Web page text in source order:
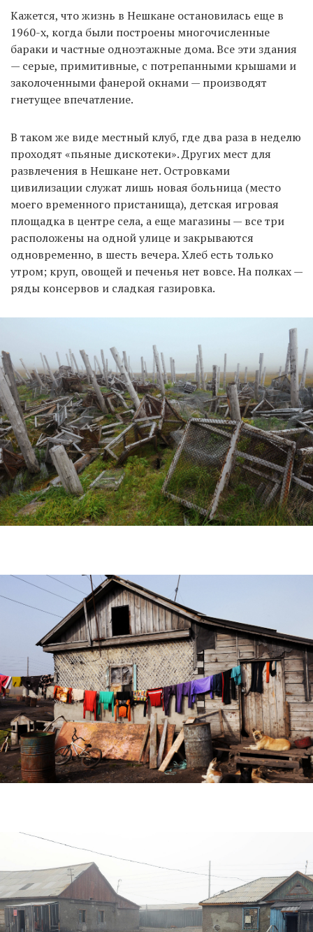
Кажется, что жизнь в Нешкане остановилась еще в
1960-х, когда были построены многочисленные
бараки и частные одноэтажные дома. Все эти здания
— серые, примитивные, с потрепанными крышами и
заколоченными фанерой окнами — производят
гнетущее впечатление.
В таком же виде местный клуб, где два раза в неделю
проходят «пьяные дискотеки». Других мест для
развлечения в Нешкане нет. Островками
цивилизации служат лишь новая больница (место
моего временного пристанища), детская игровая
площадка в центре села, а еще магазины — все три
расположены на одной улице и закрываются
одновременно, в шесть вечера. Хлеб есть только
утром; круп, овощей и печенья нет вовсе. На полках —
ряды консервов и сладкая газировка.